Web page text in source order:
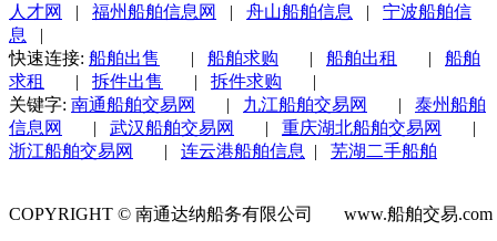
人才网
| 福州船舶信息网 | 舟山船舶信息 | 宁波船舶信
息
|
快速连接: 船舶出售 | 船舶求购 | 船舶出租 | 船舶
求租
| 拆件出售 | 拆件求购 |
关键字: 南通船舶交易网 | 九江船舶交易网 | 泰州船舶
信息网
| 武汉船舶交易网 | 重庆湖北船舶交易网
|
浙江船舶交易网
| 连云港船舶信息 | 芜湖二手船舶
COPYRIGHT © 南通达纳船务有限公司 www.船舶交易